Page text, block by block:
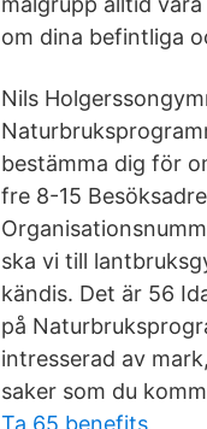
om dina befintliga
Nils
bestämma dig för
fre 8-15
ska vi till
kändis. Det är 56
på
intresserad av
saker som du
Ta 65 benefits